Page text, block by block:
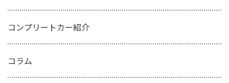
コンプリートカー紹介
コラム